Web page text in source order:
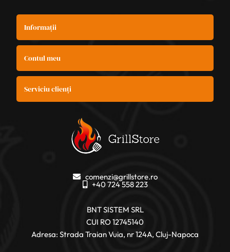
Informații
Contul meu
Serviciu clienți
comenzi@grillstore.ro
+40 724 558 223
BNT SISTEM SRL
CUI RO 12745140
Adresa: Strada Traian Vuia, nr 124A, Cluj-Napoca